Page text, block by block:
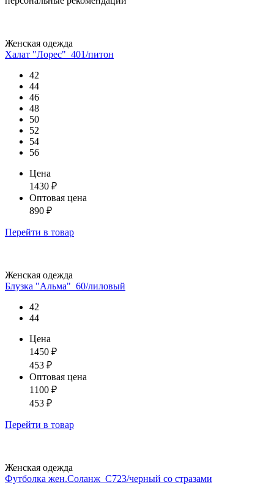
Женская одежда
Халат "Лорес"_401/питон
42
44
46
48
50
52
54
56
Цена
1430 ₽
Оптовая цена
890 ₽
Перейти в товар
Женская одежда
Блузка "Альма"_60/лиловый
42
44
Цена
1450 ₽
453 ₽
Оптовая цена
1100 ₽
453 ₽
Перейти в товар
Женская одежда
Футболка жен.Соланж_С723/черный со стразами